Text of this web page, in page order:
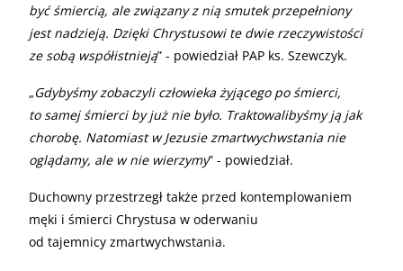
być śmiercią, ale związany z nią smutek przepełniony
jest nadzieją. Dzięki Chrystusowi te dwie rzeczywistości
ze sobą współistnieją” - powiedział PAP ks. Szewczyk.
„Gdybyśmy zobaczyli człowieka żyjącego po śmierci,
to samej śmierci by już nie było. Traktowalibyśmy ją jak
chorobę. Natomiast w Jezusie zmartwychwstania nie
oglądamy, ale w nie wierzymy” - powiedział.
Duchowny przestrzegł także przed kontemplowaniem
męki i śmierci Chrystusa w oderwaniu
od tajemnicy zmartwychwstania.